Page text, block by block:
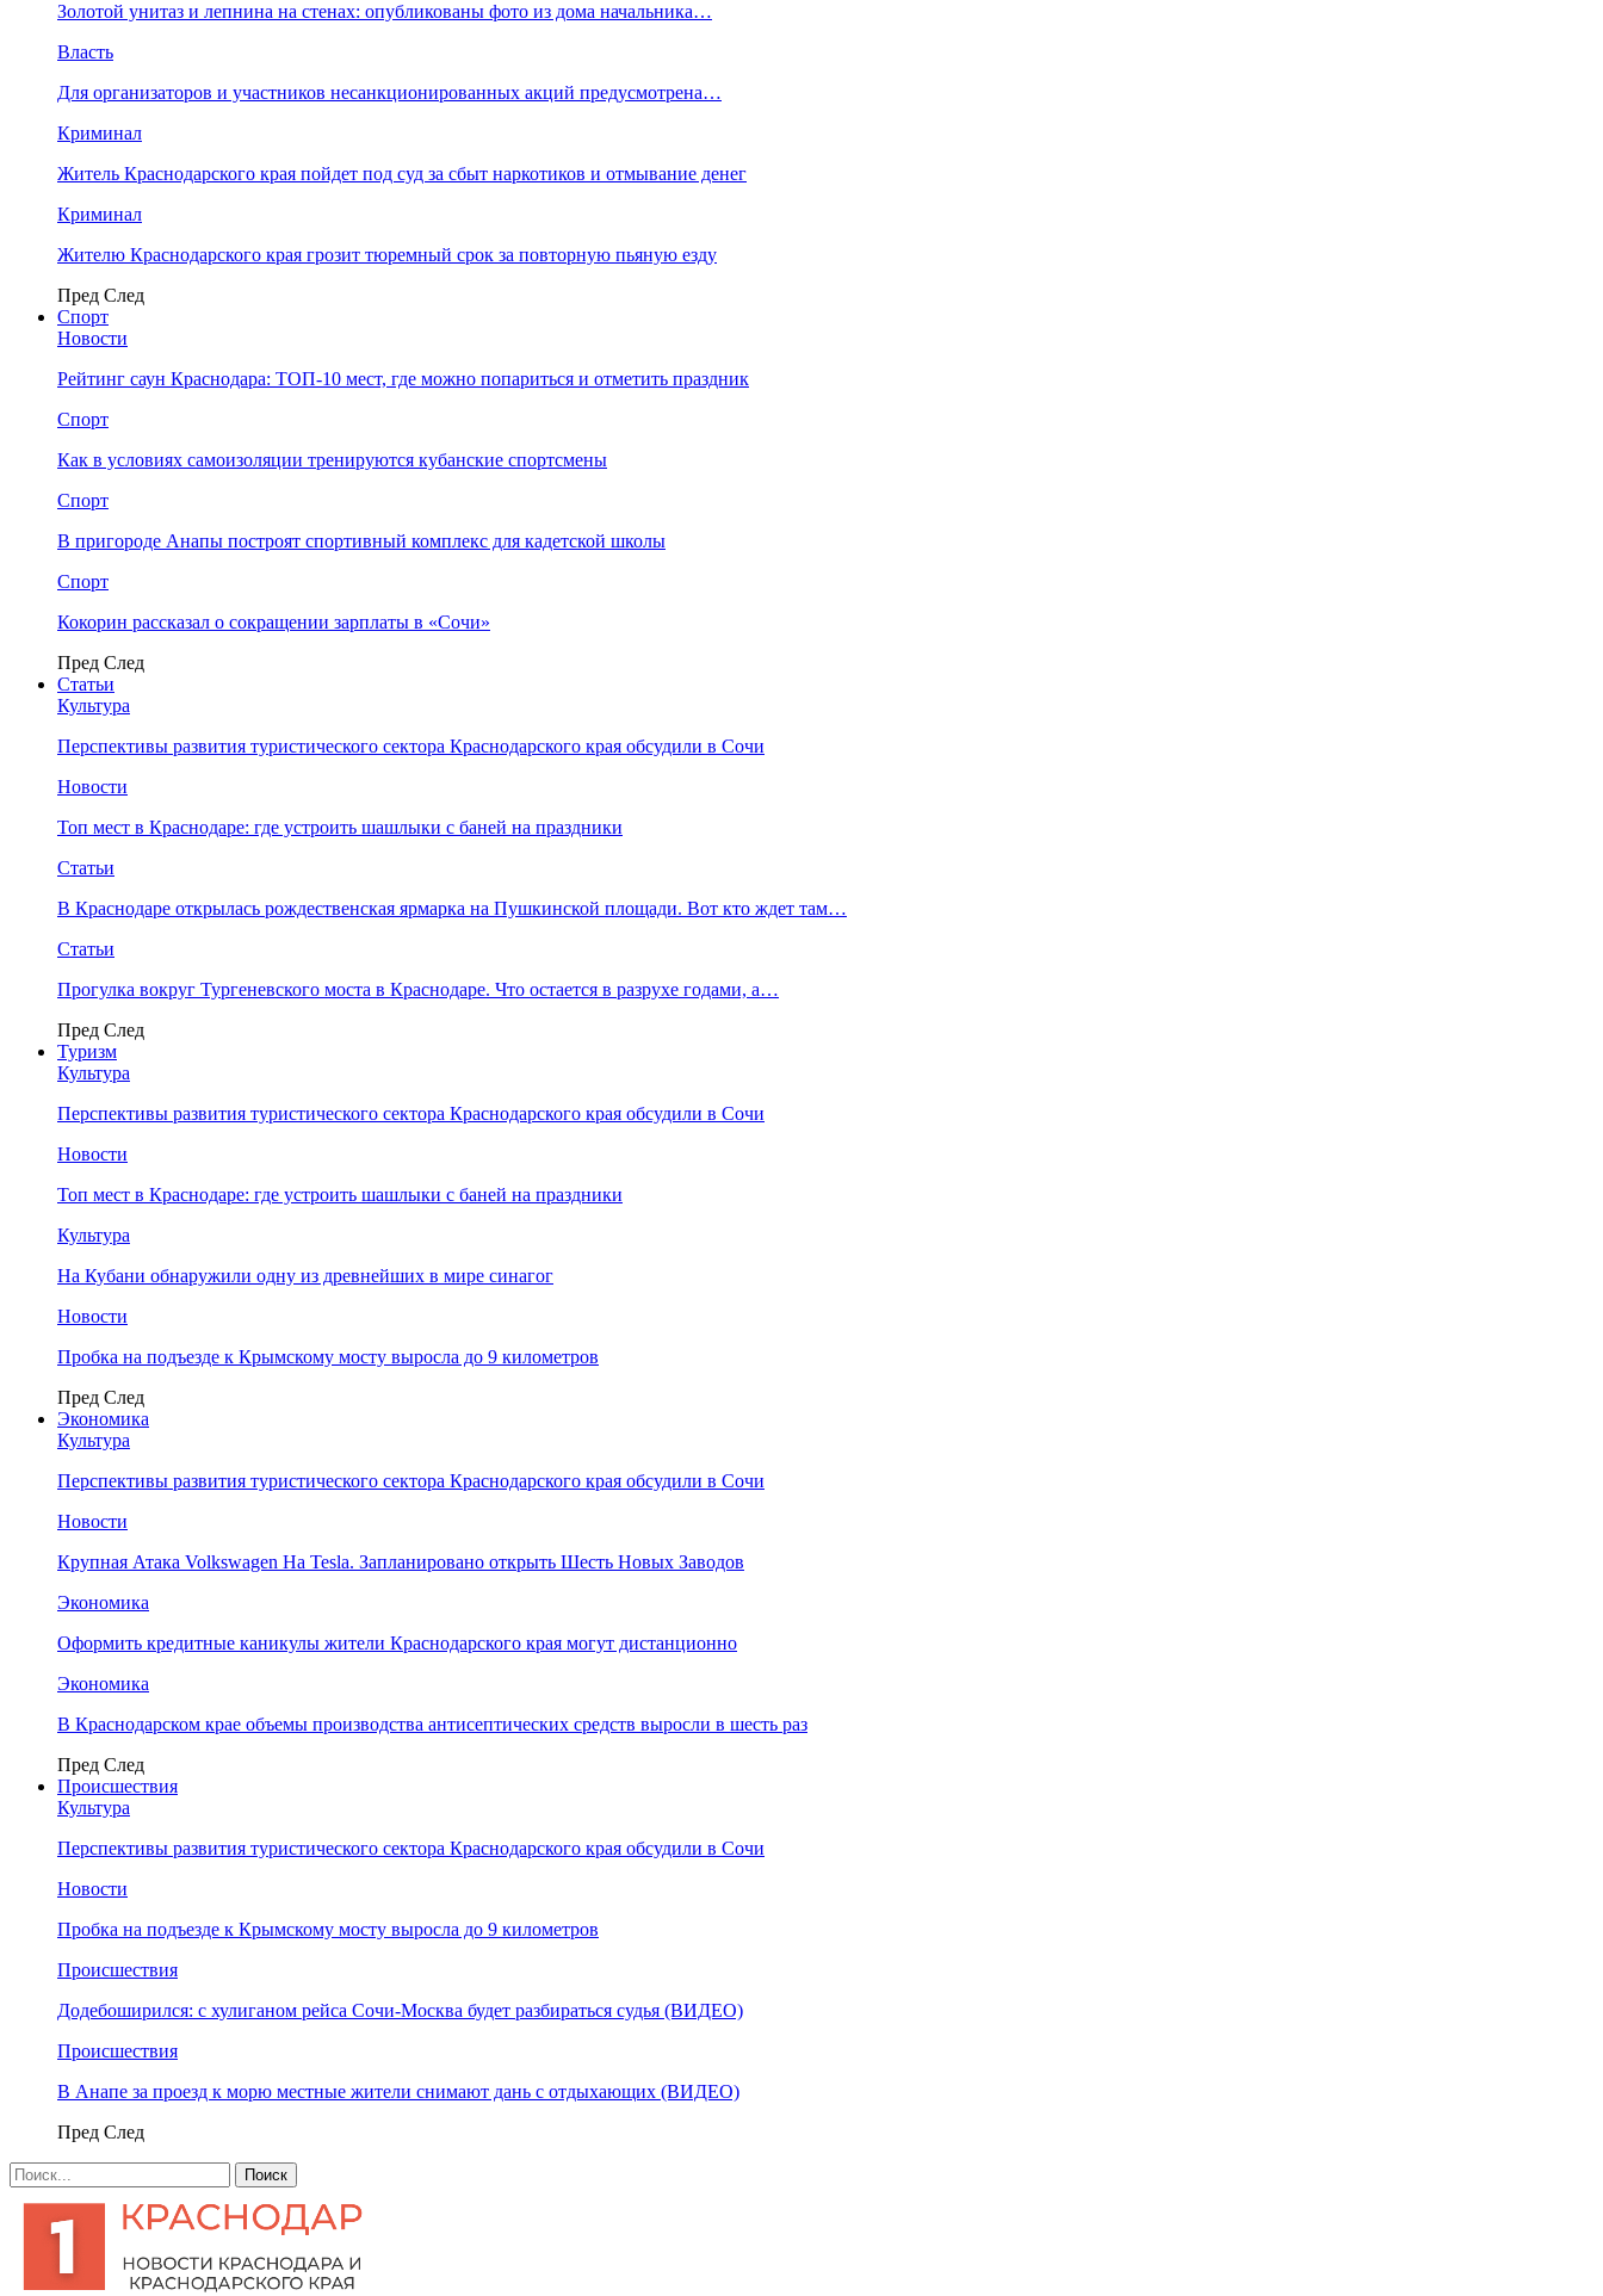
​Золотой унитаз и лепнина на стенах: опубликованы фото из дома начальника…
Власть
Для организаторов и участников несанкционированных акций предусмотрена…
Криминал
Житель Краснодарского края пойдет под суд за сбыт наркотиков и отмывание денег
Криминал
Жителю Краснодарского края грозит тюремный срок за повторную пьяную езду
Пред След
Спорт
Новости
Рейтинг саун Краснодара: ТОП-10 мест, где можно попариться и отметить праздник
Спорт
Как в условиях самоизоляции тренируются кубанские спортсмены
Спорт
В пригороде Анапы построят спортивный комплекс для кадетской школы
Спорт
Кокорин рассказал о сокращении зарплаты в «Сочи»
Пред След
Статьи
Культура
Перспективы развития туристического сектора Краснодарского края обсудили в Сочи
Новости
Топ мест в Краснодаре: где устроить шашлыки с баней на праздники
Статьи
В Краснодаре открылась рождественская ярмарка на Пушкинской площади. Вот кто ждет там…
Статьи
Прогулка вокруг Тургеневского моста в Краснодаре. Что остается в разрухе годами, а…
Пред След
Туризм
Культура
Перспективы развития туристического сектора Краснодарского края обсудили в Сочи
Новости
Топ мест в Краснодаре: где устроить шашлыки с баней на праздники
Культура
На Кубани обнаружили одну из древнейших в мире синагог
Новости
Пробка на подъезде к Крымскому мосту выросла до 9 километров
Пред След
Экономика
Культура
Перспективы развития туристического сектора Краснодарского края обсудили в Сочи
Новости
Крупная Атака Volkswagen На Tesla. Запланировано открыть Шесть Новых Заводов
Экономика
Оформить кредитные каникулы жители Краснодарского края могут дистанционно
Экономика
В Краснодарском крае объемы производства антисептических средств выросли в шесть раз
Пред След
Происшествия
Культура
Перспективы развития туристического сектора Краснодарского края обсудили в Сочи
Новости
Пробка на подъезде к Крымскому мосту выросла до 9 километров
Происшествия
Додебоширился: с хулиганом рейса Сочи-Москва будет разбираться судья (ВИДЕО)
Происшествия
В Анапе за проезд к морю местные жители снимают дань с отдыхающих (ВИДЕО)
Пред След